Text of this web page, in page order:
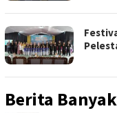
Berita